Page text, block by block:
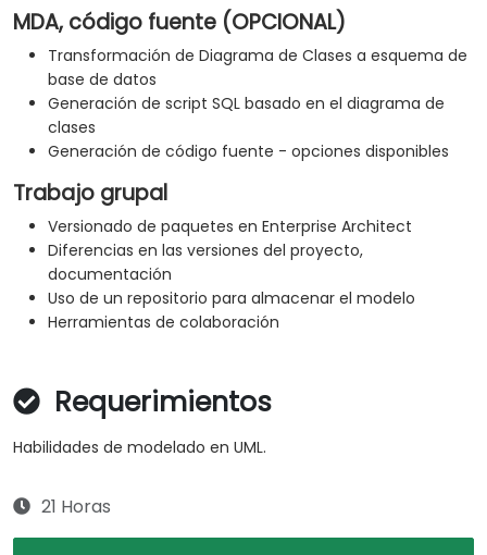
MDA, código fuente (OPCIONAL)
Transformación de Diagrama de Clases a esquema de
base de datos
Generación de script SQL basado en el diagrama de
clases
Generación de código fuente - opciones disponibles
Trabajo grupal
Versionado de paquetes en Enterprise Architect
Diferencias en las versiones del proyecto,
documentación
Uso de un repositorio para almacenar el modelo
Herramientas de colaboración
Requerimientos
Habilidades de modelado en UML.
21 Horas